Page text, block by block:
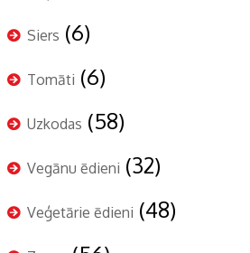
Siers (6)
Tomāti (6)
Uzkodas (58)
Vegānu ēdieni (32)
Veģetārie ēdieni (48)